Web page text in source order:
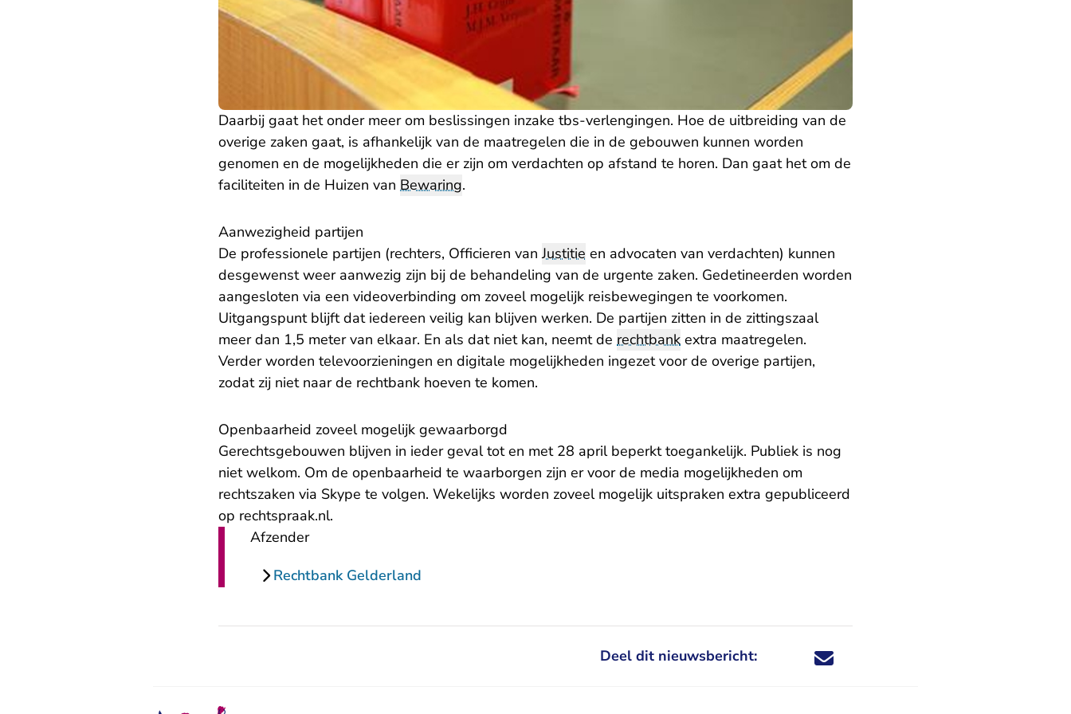
Daarbij gaat het onder meer om beslissingen inzake tbs-verlengingen. Hoe de uitbreiding van de
overige zaken gaat, is afhankelijk van de maatregelen die in de gebouwen kunnen worden
genomen en de mogelijkheden die er zijn om verdachten op afstand te horen. Dan gaat het om de
faciliteiten in de Huizen van Bewaring.
Aanwezigheid partijen
De professionele partijen (rechters, Officieren vanJustitie en advocaten van verdachten) kunnen
desgewenst weer aanwezig zijn bij de behandeling van de urgente zaken. Gedetineerden worden
aangesloten via een videoverbinding om zoveel mogelijk reisbewegingen te voorkomen.
Uitgangspunt blijft dat iedereen veilig kan blijven werken. De partijen zitten in de zittingszaal
meer dan 1,5 meter van elkaar. En als dat niet kan, neemt de rechtbank extra maatregelen.
Verder worden televoorzieningen en digitale mogelijkheden ingezet voor de overige partijen,
zodat zij niet naar de rechtbank hoeven te komen.
Openbaarheid zoveel mogelijk gewaarborgd
Gerechtsgebouwen blijven in ieder geval tot en met 28 april beperkt toegankelijk. Publiek is nog
niet welkom. Om de openbaarheid te waarborgen zijn er voor de media mogelijkheden om
rechtszaken via Skype te volgen. Wekelijks worden zoveel mogelijk uitspraken extra gepubliceerd
op rechtspraak.nl.
Afzender
Rechtbank Gelderland
Deel dit nieuwsbericht: Deel dit nieuwsbericht via X - U verlaat
Deel dit nieuwsbericht via Facebook - U
Deel dit nieuwsbericht via e-mail
Deel dit nieuwsbericht via LinkedIn - U